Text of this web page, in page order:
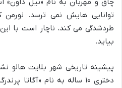
چاق و مهربان به نام «نیل داون»
توانایی هایش نمی ترسد.
طردشدگی می کند، ناچار است با این
بیاید.
پیشینه تاریخی شهر بلایت
دختری ۱۰ ساله به نام